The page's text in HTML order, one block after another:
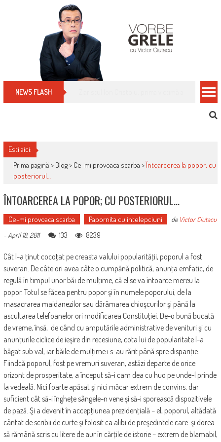
NEWS FLASH Cum îți schimbi, rapid, gratuit și eficient,
Esti aici:
Prima pagină > Blog> Ce-mi provoaca scarba > Întoarcerea la popor; cu
posteriorul…
ÎNTOARCEREA LA POPOR; CU POSTERIORUL…
Ce-mi provoaca scarba Papornita cu intelepciuni de Victor Ciutacu
-April 18, 2011 133 8239
Cât l-a ţinut cocoţat pe creasta valului popularităţii, poporul a fost
suveran. De câte ori avea câte o cumpănă politică, anunţa emfatic, de
regulă în timpul unor băi de mulţime, că el se va întoarce mereu la
popor. Totul se făcea pentru popor şi în numele poporului, de la
masacrarea maidanezilor sau dărâmarea chioşcurilor şi până la
ascultarea telefoanelor ori modificarea Constituţiei. De-o bună bucată
de vreme, însă, de când cu amputările administrative de venituri şi cu
anunţurile ciclice de ieşire din recesiune, cota lui de popularitate l-a
băgat sub val, iar băile de mulţime i s-au rărit până spre dispariţie.
Fiindcă poporul, fost pe vremuri suveran, astăzi departe de orice
orizont de prosperitate, a început să-i cam dea cu huo pe unde-l prinde
la vedeală. Nici foarte apăsat şi nici măcar extrem de convins, dar
suficient cât să-i îngheţe sângele-n vene şi să-i sporească dispozitivele
de pază. Şi a devenit în accepţiunea prezidenţială – el, poporul, altădată
cântat de scribii de curte şi folosit ca alibi de preşedintele care-şi dorea
să rămână scris cu litere de aur în cărţile de istorie – extrem de blamabil,